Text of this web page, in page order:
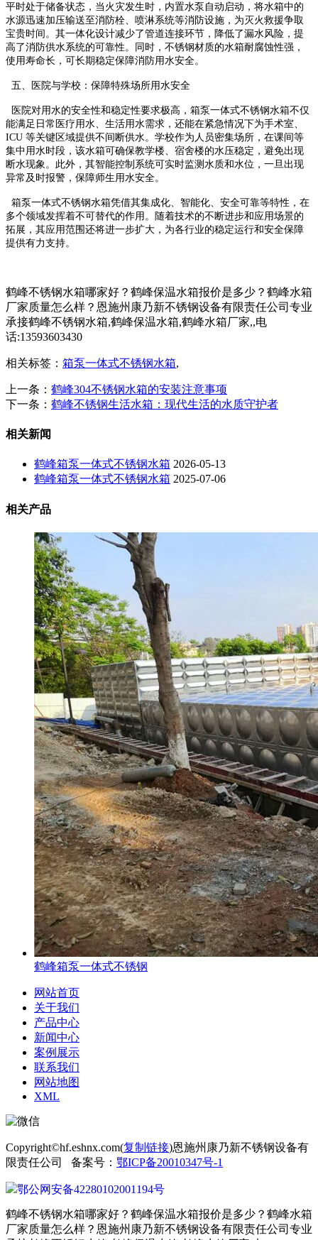
平时处于储备状态，当火灾发生时，内置水泵自动启动，将水箱中的
水源迅速加压输送至消防栓、喷淋系统等消防设施，为灭火救援争取
宝贵时间。其一体化设计减少了管道连接环节，降低了漏水风险，提
高了消防供水系统的可靠性。同时，不锈钢材质的水箱耐腐蚀性强，
使用寿命长，可长期稳定保障消防用水安全。​
五、医院与学校：保障特殊场所用水安全​
医院对用水的安全性和稳定性要求极高，箱泵一体式不锈钢水箱不仅
能满足日常医疗用水、生活用水需求，还能在紧急情况下为手术室、
ICU 等关键区域提供不间断供水。学校作为人员密集场所，在课间等
集中用水时段，该水箱可确保教学楼、宿舍楼的水压稳定，避免出现
断水现象。此外，其智能控制系统可实时监测水质和水位，一旦出现
异常及时报警，保障师生用水安全。​
箱泵一体式不锈钢水箱凭借其集成化、智能化、安全可靠等特性，在
多个领域发挥着不可替代的作用。随着技术的不断进步和应用场景的
拓展，其应用范围还将进一步扩大，为各行业的稳定运行和安全保障
提供有力支持。​
鹤峰不锈钢水箱哪家好？鹤峰保温水箱报价是多少？鹤峰水箱
厂家质量怎么样？恩施州康乃新不锈钢设备有限责任公司专业
承接鹤峰不锈钢水箱,鹤峰保温水箱,鹤峰水箱厂家,,电
话:13593603430
相关标签： 箱泵一体式不锈钢水箱,
上一条： 鹤峰304不锈钢水箱的安装注意事项
下一条： 鹤峰不锈钢生活水箱：现代生活的水质守护者
相关新闻
鹤峰箱泵一体式不锈钢水箱 2026-05-13
鹤峰箱泵一体式不锈钢水箱 2025-07-06
相关产品
鹤峰箱泵一体式不锈钢
网站首页
关于我们
产品中心
新闻中心
案例展示
联系我们
网站地图
XML
Copyright©hf.eshnx.com(复制链接)恩施州康乃新不锈钢设备有
限责任公司 备案号： 鄂ICP备20010347号-1
鄂公网安备42280102001194号
鹤峰不锈钢水箱哪家好？鹤峰保温水箱报价是多少？鹤峰水箱
厂家质量怎么样？恩施州康乃新不锈钢设备有限责任公司专业